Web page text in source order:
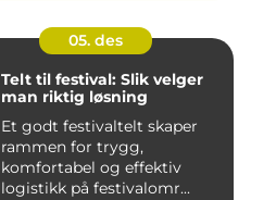
05. des
Telt til festival: Slik velger
man riktig løsning
Et godt festivaltelt skaper
rammen for trygg,
komfortabel og effektiv
logistikk på festivalomr...